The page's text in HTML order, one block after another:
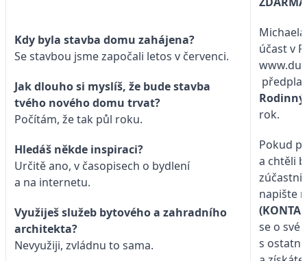
Kdy byla stavba domu zahájena?
Se stavbou jsme započali letos v červenci.
Jak dlouho si myslíš, že bude stavba
tvého nového domu trvat?
Počítám, že tak půl roku.
Hledáš někde inspiraci?
Určitě ano, v časopisech o bydlení
a na internetu.
Využiješ služeb bytového a zahradního
architekta?
Nevyužiji, zvládnu to sama.
účast v
rok.
Pokud
a chtěli
napište
se o své
s